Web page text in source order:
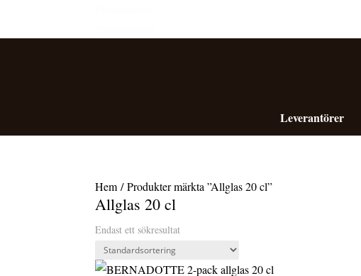
Leverantörer
Hem / Produkter märkta ”Allglas 20 cl”
Allglas 20 cl
Endast ett sökresultat